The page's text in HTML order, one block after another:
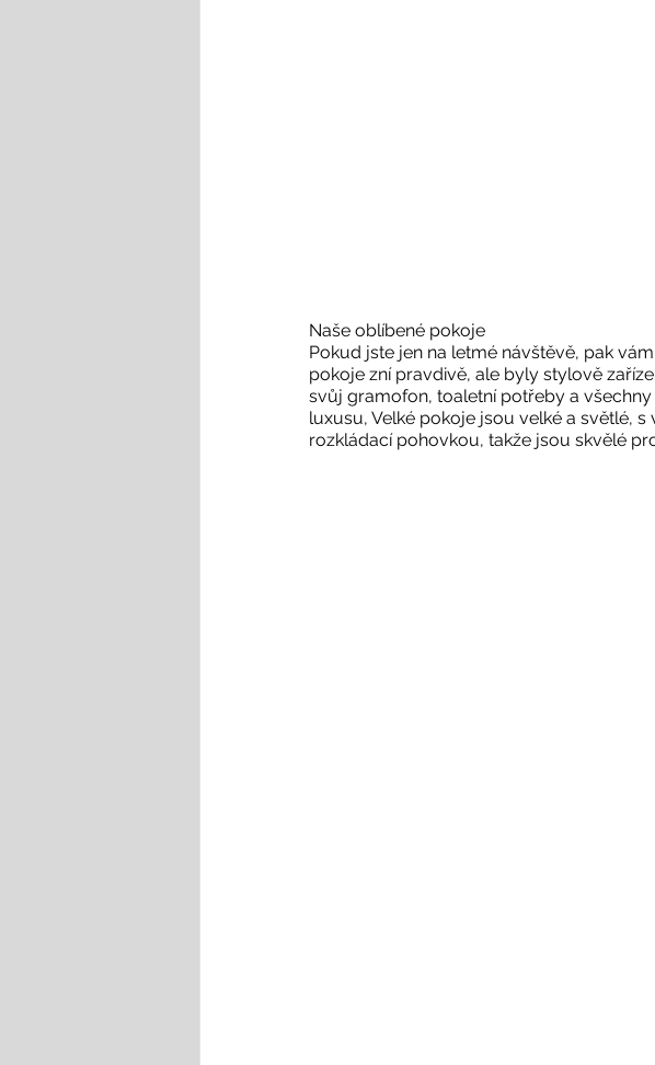
Naše oblíbené pokoje
Pokud jste jen na letmé návštěvě, pak
pokoje zní pravdivě, ale byly stylově
svůj gramofon, toaletní potřeby a
luxusu, Velké pokoje jsou velké a světlé,
rozkládací pohovkou, takže jsou skvělé